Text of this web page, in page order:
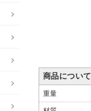
商品について
重量